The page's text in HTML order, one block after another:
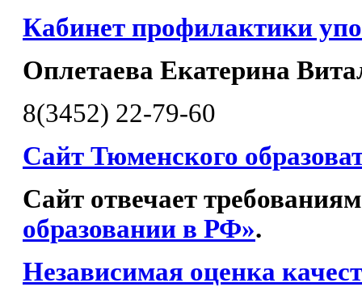
Кабинет профилактики
Оплетаева Екатерина
8(3452) 22-79-60
Сайт Тюменского
Сайт отвечает
образовании в РФ».
Независимая оценка